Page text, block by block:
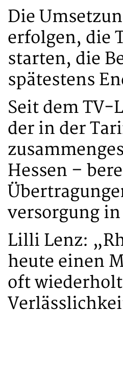
Die
erfolgen, die
starten, die
spätestens
Seit dem TV-
der in der
Hessen –
versorgung
Lilli Lenz:
heute einen
oft